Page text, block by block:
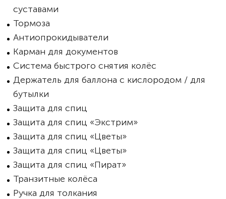
суставами
Тормоза
Антиопрокидыватели
Карман для документов
Система быстрого снятия колёс
Держатель для баллона с кислородом / для
бутылки
Защита для спиц
Защита для спиц «Экстрим»
Защита для спиц «Цветы»
Защита для спиц «Цветы»
Защита для спиц «Пират»
Транзитные колёса
Ручка для толкания